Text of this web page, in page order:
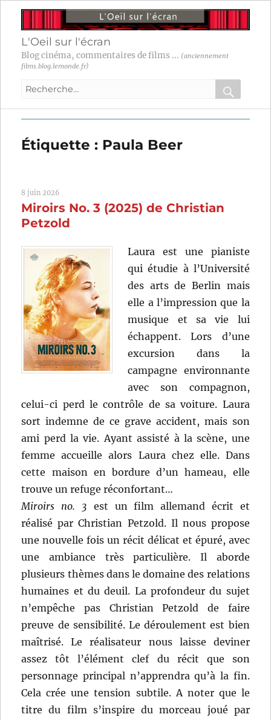
L'Oeil sur l'écran
Blog cinéma, commentaires de films ... (anciennement
films.blog.lemonde.fr)
Recherche
:
OK
Étiquette : Paula Beer
8 juin 2026
Miroirs No. 3 (2025) de Christian
Petzold
Laura est une pianiste
qui étudie à l’Université
des arts de Berlin mais
elle a l’impression que la
musique et sa vie lui
échappent. Lors d’une
excursion dans la
campagne environnante
avec son compagnon,
celui-ci perd le contrôle de sa voiture. Laura
sort indemne de ce grave accident, mais son
ami perd la vie. Ayant assisté à la scène, une
femme accueille alors Laura chez elle. Dans
cette maison en bordure d’un hameau, elle
trouve un refuge réconfortant…
Miroirs no. 3 est un film allemand écrit et
réalisé par Christian Petzold. Il nous propose
une nouvelle fois un récit délicat et épuré, avec
une ambiance très particulière. Il aborde
plusieurs thèmes dans le domaine des relations
humaines et du deuil. La profondeur du sujet
n’empêche pas Christian Petzold de faire
preuve de sensibilité. Le déroulement est bien
maîtrisé. Le réalisateur nous laisse deviner
assez tôt l’élément clef du récit que son
personnage principal n’apprendra qu’à la fin.
Cela crée une tension subtile. A noter que le
titre du film s’inspire du morceau joué par